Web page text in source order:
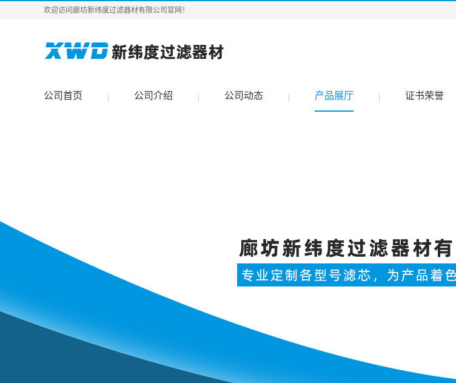
欢迎访问廊坊新纬度过滤器材有限公司官网！
公司首页 公司介绍 公司动态 产品展厅 证书荣誉